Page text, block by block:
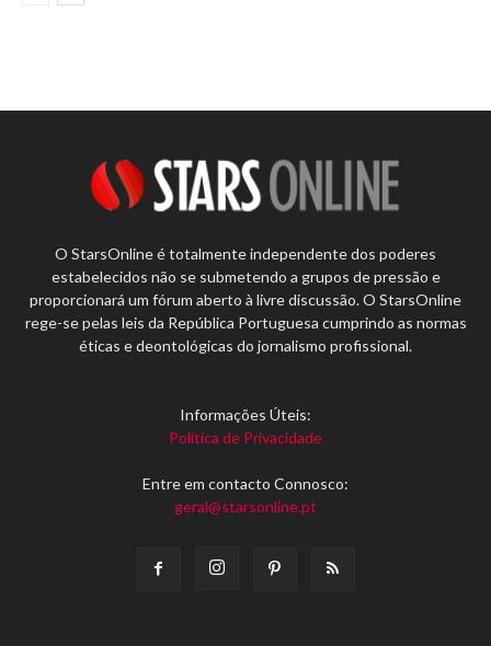
O StarsOnline é totalmente independente dos poderes
estabelecidos não se submetendo a grupos de pressão e
proporcionará um fórum aberto à livre discussão. O StarsOnline
rege-se pelas leis da República Portuguesa cumprindo as normas
éticas e deontológicas do jornalismo profissional.
Informações Úteis:
Política de Privacidade
Entre em contacto Connosco:
geral@starsonline.pt